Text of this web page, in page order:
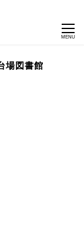
MENU
場図書館